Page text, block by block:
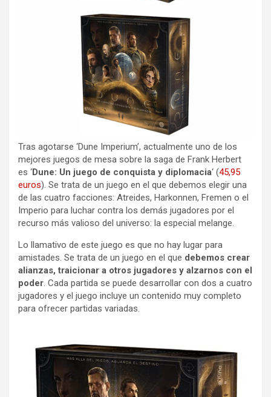
Tras agotarse ‘Dune Imperium’, actualmente uno de los
mejores juegos de mesa sobre la saga de Frank Herbert
es ‘Dune: Un juego de conquista y diplomacia‘ (45,95
euros). Se trata de un juego en el que debemos elegir una
de las cuatro facciones: Atreides, Harkonnen, Fremen o el
Imperio para luchar contra los demás jugadores por el
recurso más valioso del universo: la especial melange.
Lo llamativo de este juego es que no hay lugar para
amistades. Se trata de un juego en el que debemos crear
alianzas, traicionar a otros jugadores y alzarnos con el
poder. Cada partida se puede desarrollar con dos a cuatro
jugadores y el juego incluye un contenido muy completo
para ofrecer partidas variadas.